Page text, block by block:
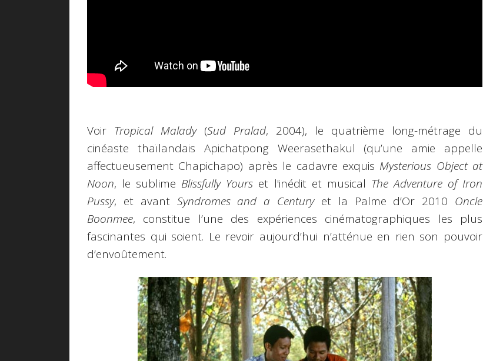
Voir Tropical Malady(Sud Pralad, 2004), le quatrième long-métrage du
cinéaste thaïlandais Apichatpong Weerasethakul (qu’une amie appelle
affectueusement Chapichapo) après le cadavre exquis Mysterious Object at
Noon, le sublime Blissfully Yours et l'inédit et musical The Adventure of Iron
Pussy, et avant Syndromes and a Centuryet la Palme d’Or 2010 Oncle
Boonmee, constitue l’une des expériences cinématographiques les plus
fascinantes qui soient. Le revoir aujourd’hui n’atténue en rien son pouvoir
d’envoûtement.